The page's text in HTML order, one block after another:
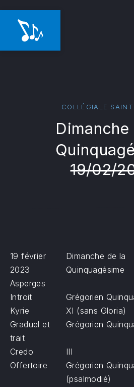
COLLÉGIALE SAINT
Dimanche
19/02/
19 février
2023
Dimanche de la
Quinquagésime
Asperges
Introit
Grégorien
Kyrie
XI (sans Gloria)
Graduel et
trait
Grégorien
Credo III
Offertoire
Grégorien
(psalmodié)